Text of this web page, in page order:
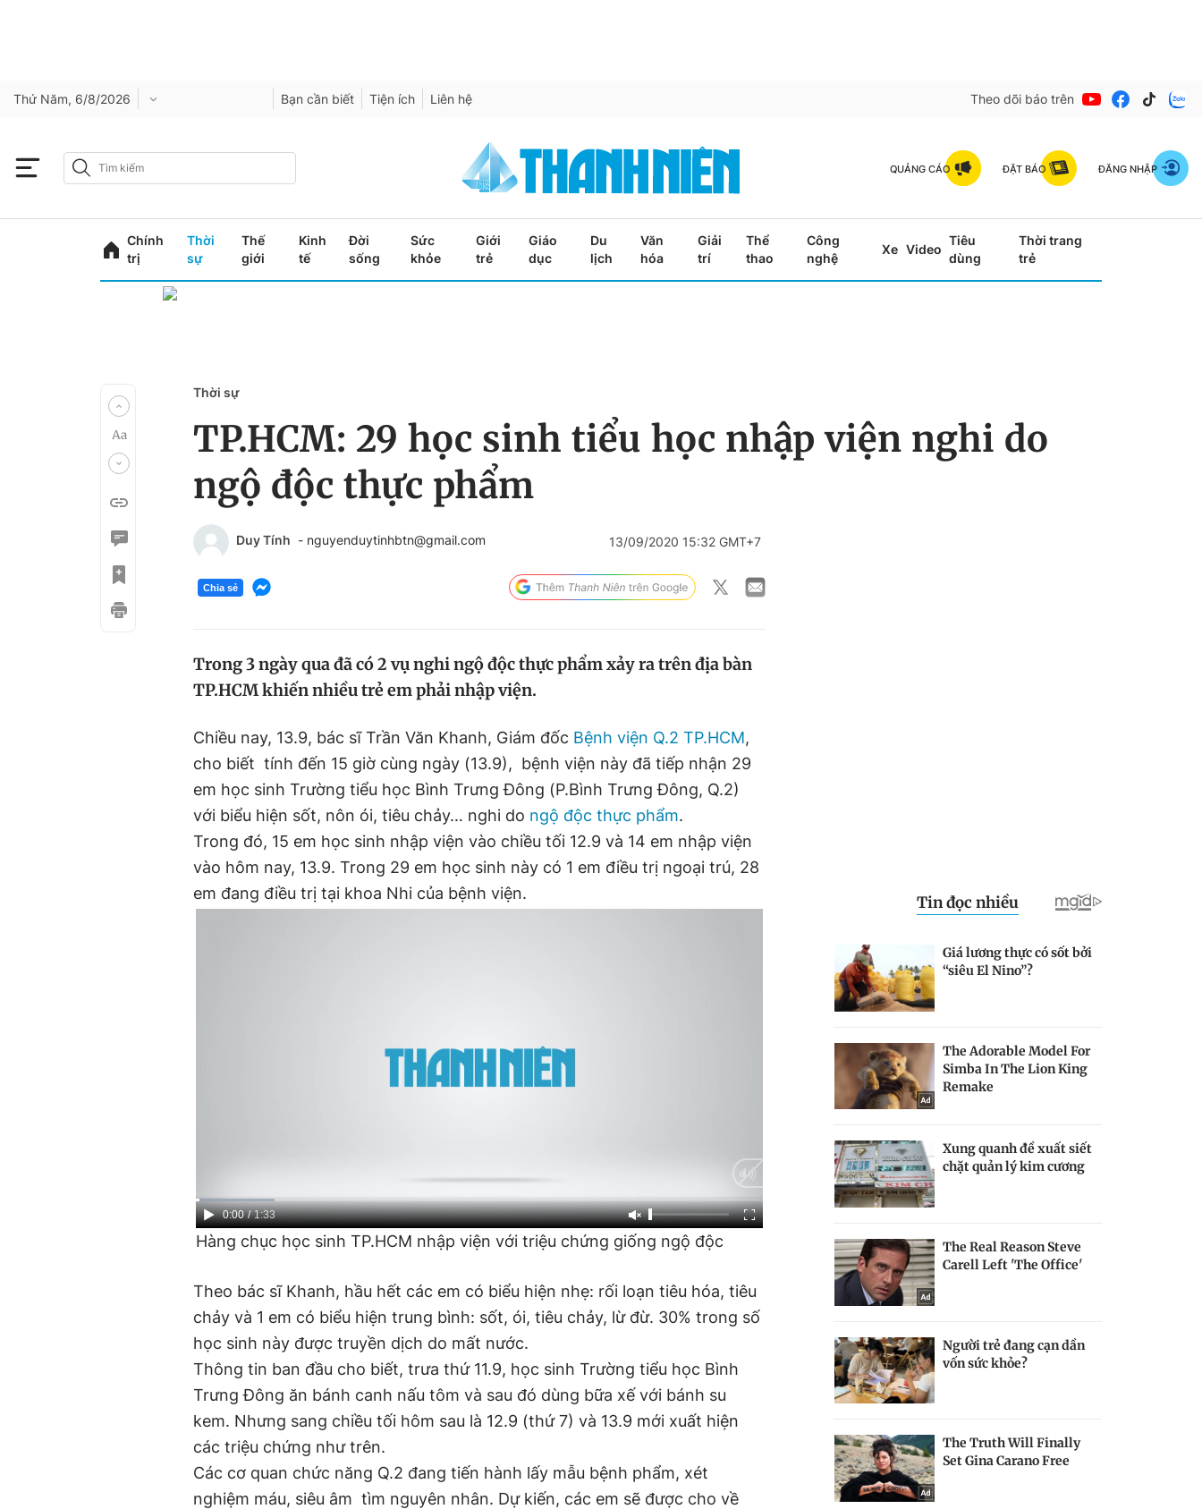
Thứ Năm, 6/8/2026 Bạn cần biết Tiện ích Liên hệ Theo dõi báo trên
QUẢNG CÁO ĐẶT BÁO ĐĂNG NHẬP
Chính
trị
Thời
sự
Thế
giới
Kinh
tế
Đời
sống
Sức
khỏe
Giới
trẻ
Giáo
dục
Du
lịch
Văn
hóa
Giải
trí
Thể
thao
Công
nghệ
Xe Video
Tiêu
dùng
Thời trang
trẻ
Thời sự
TP.HCM: 29 học sinh tiểu học nhập viện nghi do
ngộ độc thực phẩm
Duy Tính - nguyenduytinhbtn@gmail.com 13/09/2020 15:32 GMT+7
Chia sẻ
Trong 3 ngày qua đã có 2 vụ nghi ngộ độc thực phẩm xảy ra trên địa bàn
TP.HCM khiến nhiều trẻ em phải nhập viện.
Chiều nay, 13.9, bác sĩ Trần Văn Khanh, Giám đốc Bệnh viện Q.2 TP.HCM,
cho biết tính đến 15 giờ cùng ngày (13.9), bệnh viện này đã tiếp nhận 29
em học sinh Trường tiểu học Bình Trưng Đông (P.Bình Trưng Đông, Q.2)
với biểu hiện sốt, nôn ói, tiêu chảy… nghi do ngộ độc thực phẩm.
Trong đó, 15 em học sinh nhập viện vào chiều tối 12.9 và 14 em nhập viện
vào hôm nay, 13.9. Trong 29 em học sinh này có 1 em điều trị ngoại trú, 28
em đang điều trị tại khoa Nhi của bệnh viện.
Current
Time
0:00 / Duration
1:33
Hàng chục học sinh TP.HCM nhập viện với triệu chứng giống ngộ độc
Theo bác sĩ Khanh, hầu hết các em có biểu hiện nhẹ: rối loạn tiêu hóa, tiêu
chảy và 1 em có biểu hiện trung bình: sốt, ói, tiêu chảy, lừ đừ. 30% trong số
học sinh này được truyền dịch do mất nước.
Thông tin ban đầu cho biết, trưa thứ 11.9, học sinh Trường tiểu học Bình
Trưng Đông ăn bánh canh nấu tôm và sau đó dùng bữa xế với bánh su
kem. Nhưng sang chiều tối hôm sau là 12.9 (thứ 7) và 13.9 mới xuất hiện
các triệu chứng như trên.
Các cơ quan chức năng Q.2 đang tiến hành lấy mẫu bệnh phẩm, xét
nghiệm máu, siêu âm tìm nguyên nhân. Dự kiến, các em sẽ được cho về